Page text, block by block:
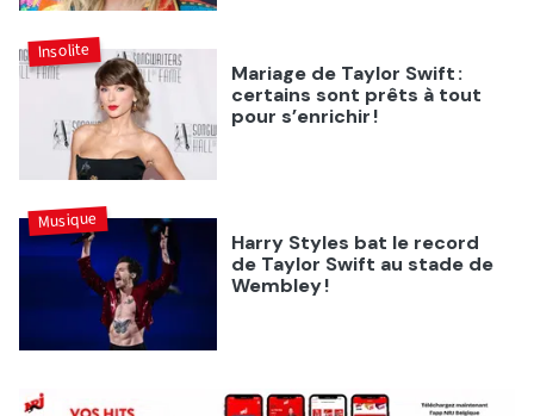
Mariage de Taylor Swift :
certains sont prêts à tout
pour s’enrichir !
Insolite
Harry Styles bat le record
de Taylor Swift au stade de
Wembley !
Musique